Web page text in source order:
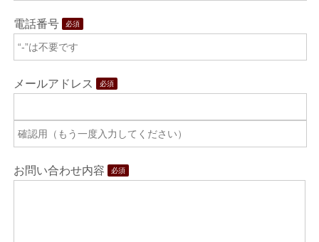
電話番号 必須
メールアドレス 必須
お問い合わせ内容 必須